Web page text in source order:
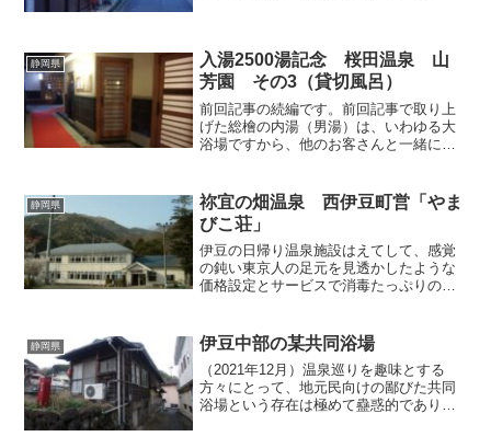
しかしながら、この七福神...
静岡県
入湯2500湯記念 桜田温泉 山
芳園 その3（貸切風呂）
前回記事の続編です。前回記事で取り上
げた総檜の内湯（男湯）は、いわゆる大
浴場ですから、他のお客さんと一緒にな
どが誰にも邪魔されずに入りたい場合
は、貸切風呂を利用すること...
静岡県
祢宜の畑温泉 西伊豆町営「やま
びこ荘」
伊豆の日帰り温泉施設はえてして、感覚
の鈍い東京人の足元を見透かしたような
価格設定とサービスで消毒たっぷりの循
に入らせてくれる施設だってあります。
「やまびこ荘」はそんな良...
静岡県 伊豆中部の某共同浴場
（2021年12月）温泉巡りを趣味とする
方々にとって、地元民向けの鄙びた共同
浴場という存在は極めて蠱惑的であり、